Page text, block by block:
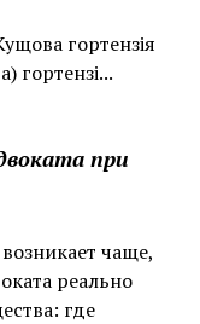
гортензія
гортензі...
при
чаще,
реально
где